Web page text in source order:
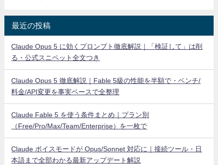
最近の投稿
Claude Opus 5 に効くプロンプト徹底解説｜「検証して」は削
る・公式スニペット全文つき
Claude Opus 5 徹底解説｜Fable 5級の性能を半額で・ベンチ/
料金/API変更を事実ベースで全整理
Claude Fable 5 を使う条件まとめ｜プラン別
（Free/Pro/Max/Team/Enterprise）を一枚で
Claude ボイスモードが Opus/Sonnet 対応に｜接続ツール・日
本語まで全部わかる最新アップデート解説